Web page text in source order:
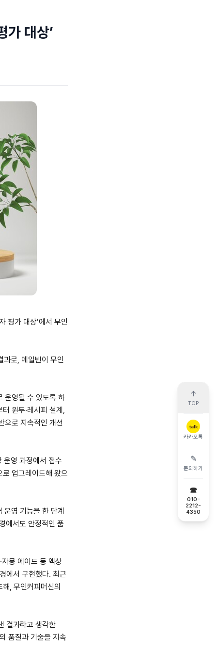
가 대상’
평가 대상’에서 무인
과로, 메일빈이 무인
운영될 수 있도록 하
원두·레시피 설계,
으로 지속적인 개선
운영 과정에서 접수
업그레이드해 왔으
운영 기능을 한 단계
에서도 안정적인 품
몽 에이드 등 액상
에서 구현했다. 최근
, 무인커피머신의
결과라고 생각한
품질과 기술을 지속
↑
TOP
talk
카카오톡
✎
문의하기
☎
010-
2212-
4350